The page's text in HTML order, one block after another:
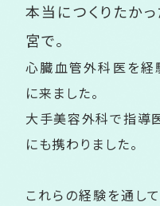
本当につくりたかっ
宮で。
心臓血管外科医を経
に来ました。
大手美容外科で指導
にも携わりました。
これらの経験を通し